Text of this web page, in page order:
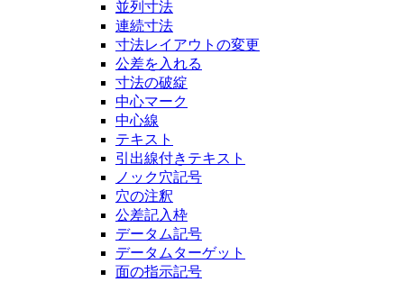
並列寸法
連続寸法
寸法レイアウトの変更
公差を入れる
寸法の破綻
中心マーク
中心線
テキスト
引出線付きテキスト
ノック穴記号
穴の注釈
公差記入枠
データム記号
データムターゲット
面の指示記号